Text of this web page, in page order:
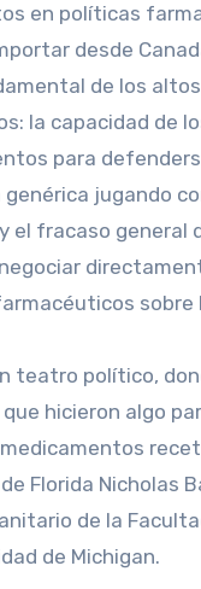
en políticas
desde
de los
la capacidad de
para
jugando
el fracaso general
sobre
teatro político,
hicieron algo
Florida Nicholas
de la
de Michigan.